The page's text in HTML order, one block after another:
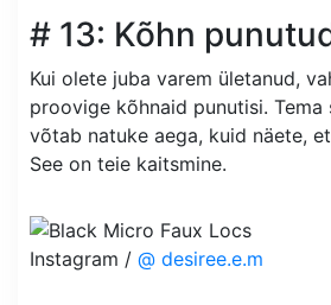
# 13: Kõhn
Kui olete juba varem ületanud,
proovige kõhnaid punutisi.
võtab natuke aega, kuid näete,
See on teie kaitsmine.
Instagram / @ desiree.e.m